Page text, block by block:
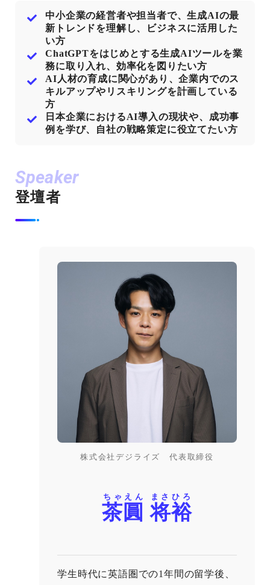
中小企業の経営者や担当者で、生成AIの最
新トレンドを理解し、ビジネスに活用した
い方
ChatGPTをはじめとする生成AIツールを業
務に取り入れ、効率化を図りたい方
AI人材の育成に関心があり、企業内でのス
キルアップやリスキリングを計画している
方
日本企業におけるAI導入の現状や、成功事
例を学び、自社の戦略策定に役立てたい方
Speaker
登壇者
株式会社デジライズ 代表取締役
茶圓 将裕
ちゃえん まさひろ
学生時代に英語圏での1年間の留学後、